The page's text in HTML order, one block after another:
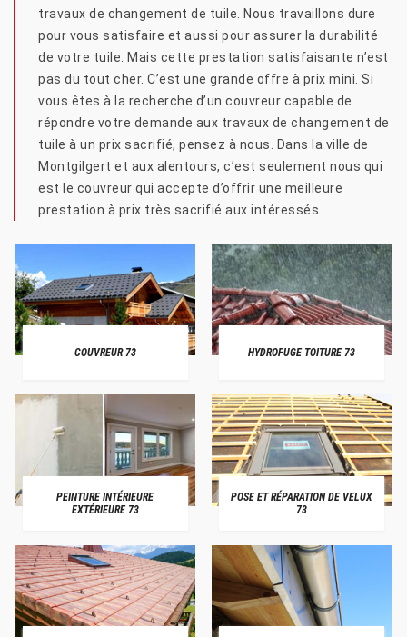
travaux de changement de tuile. Nous travaillons dure
pour vous satisfaire et aussi pour assurer la durabilité
de votre tuile. Mais cette prestation satisfaisante n’est
pas du tout cher. C’est une grande offre à prix mini. Si
vous êtes à la recherche d’un couvreur capable de
répondre votre demande aux travaux de changement de
tuile à un prix sacrifié, pensez à nous. Dans la ville de
Montgilgert et aux alentours, c’est seulement nous qui
est le couvreur qui accepte d’offrir une meilleure
prestation à prix très sacrifié aux intéressés.
COUVREUR 73 HYDROFUGE TOITURE 73
PEINTURE INTÉRIEURE
EXTÉRIEURE 73
POSE ET RÉPARATION DE VELUX
73